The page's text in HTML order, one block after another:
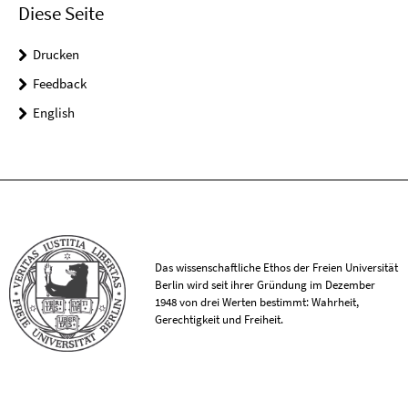
Diese Seite
Drucken
Feedback
English
Das wissenschaftliche Ethos der Freien Universität
Berlin wird seit ihrer Gründung im Dezember
1948 von drei Werten bestimmt: Wahrheit,
Gerechtigkeit und Freiheit.